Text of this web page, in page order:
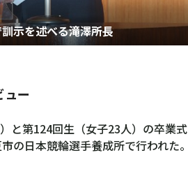
示を述べる滝澤所長
ュー
と第124回生（女子23人）の卒業式
の日本競輪選手養成所で行われた。